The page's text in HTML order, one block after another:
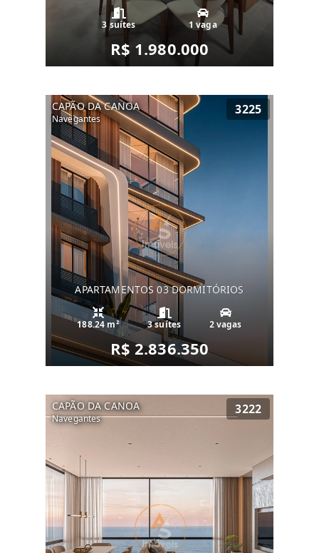
3 suítes 1 vaga
R$ 1.980.000
CAPÃO DA CANOA
Navegantes
3225
APARTAMENTOS 03 DORMITÓRIOS
188.24 m² 3 suítes 2 vagas
R$ 2.836.350
CAPÃO DA CANOA
Navegantes
3222